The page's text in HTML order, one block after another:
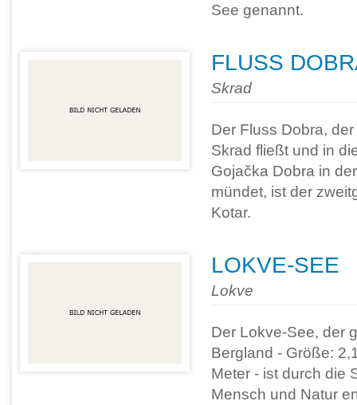
See genannt.
FLUSS
Skrad
Der Fluss Dobra,
Skrad fließt und in
Gojačka Dobra in
mündet, ist der
Kotar.
LOKVE-SEE
Lokve
Der Lokve-See, der
Bergland - Größe:
Meter - ist durch die
Mensch und Natur